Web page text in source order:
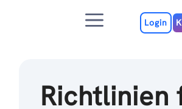
MenuLogin
Richtlinien